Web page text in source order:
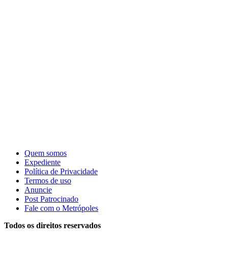
Quem somos
Expediente
Política de Privacidade
Termos de uso
Anuncie
Post Patrocinado
Fale com o Metrópoles
Todos os direitos reservados